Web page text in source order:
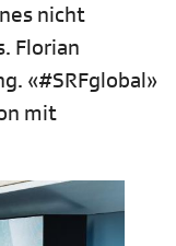
nicht
Florian
«#SRFglobal»
mit